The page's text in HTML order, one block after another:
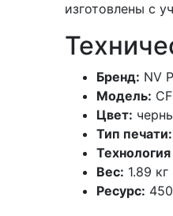
изготовлены с
Бренд: NV
Модель:
Цвет:
Тип печати:
Вес: 1.89 кг
Ресурс: